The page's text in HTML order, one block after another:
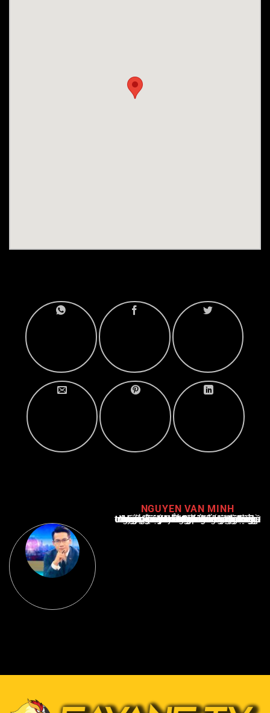
NGUYEN VAN MINH
Nguyễn Văn Minh là một trong những chuyên gia hàng đầu về báo cáo tin tức thể thao tại Việt Nam, với hơn 10 năm hoạt động trong ngành. Ông có kiến thức sâu rộng và kinh nghiệm đáng kể trong việc phân tích và báo cáo về các sự kiện thể thao hàng đầu. Sự hiểu biết sâu sắc của ông về ngành này đã giúp ông xây dựng uy tín và danh tiếng trong cộng đồng báo chí thể thao.